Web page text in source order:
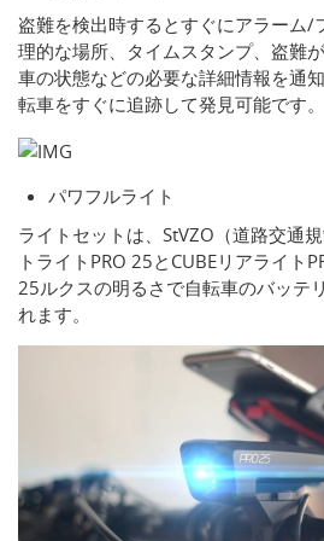
盗難を検出時するとすぐにアラーム/
理的な場所、タイムスタンプ、盗難
車の状態などの必要な詳細情報を通
転車をすぐに追跡して発見可能です。
パワフルライト
ライトセットは、StVZO（道路交通
トライトPRO 25とCUBEリアライト
25ルクスの明るさで自転車のバッテ
れます。